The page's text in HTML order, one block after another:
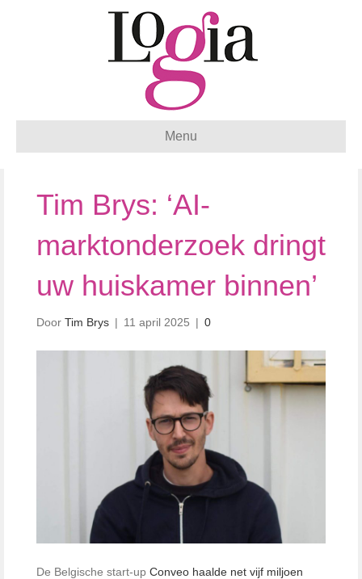
Menu
Tim Brys: ‘AI-
marktonderzoek dringt
uw huiskamer binnen’
Door Tim Brys | 11 april 2025 | 0
De Belgische start-up Conveo haalde net vijf miljoen